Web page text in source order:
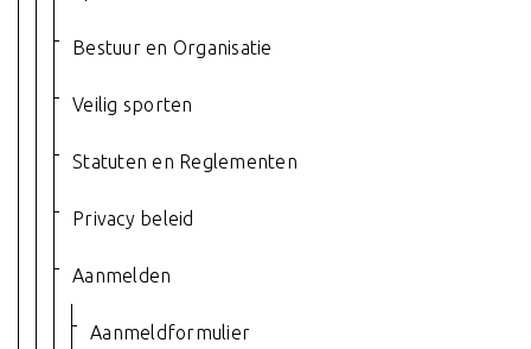
Bestuur en Organisatie
Veilig sporten
Statuten en Reglementen
Privacy beleid
Aanmelden
Aanmeldformulier